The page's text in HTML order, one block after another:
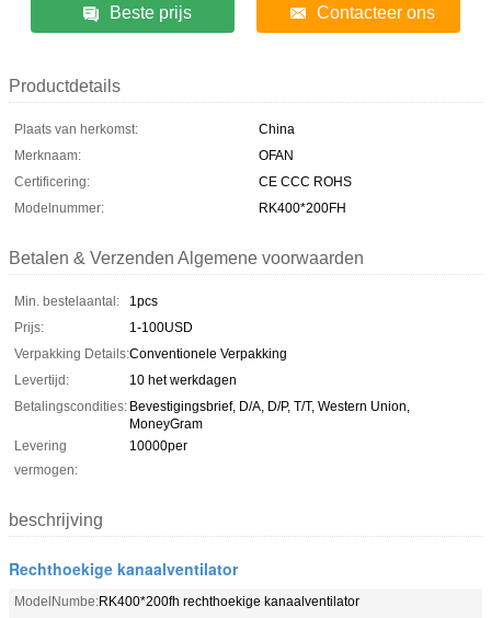
Beste prijs Contacteer ons
Productdetails
Plaats van herkomst:
China
Merknaam:
OFAN
Certificering:
CE CCC ROHS
Modelnummer:
RK400*200FH
Betalen & Verzenden Algemene voorwaarden
Min. bestelaantal:
1pcs
Prijs:
1-100USD
Verpakking Details:Conventionele Verpakking
Levertijd:
10 het werkdagen
Betalingscondities: Bevestigingsbrief, D/A, D/P, T/T, Western Union,
MoneyGram
Levering
vermogen:
10000per
beschrijving
Rechthoekige kanaalventilator
ModelNumbe:RK400*200fh rechthoekige kanaalventilator